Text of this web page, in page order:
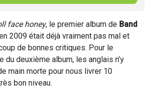
face honey, le premier album de Band
2009 était déjà vraiment pas mal et
de bonnes critiques. Pour le
du deuxième album, les anglais n’y
main morte pour nous livrer 10
bon niveau.